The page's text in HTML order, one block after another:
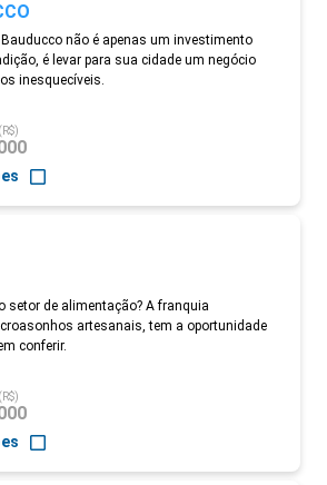
não é apenas um investimento
é levar para sua cidade um negócio
inesquecíveis.
setor de alimentação? A franquia
artesanais, tem a oportunidade
conferir.